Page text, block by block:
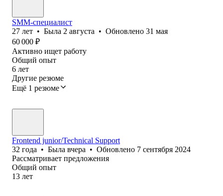
SMM-специалист
27 лет • Была 2 августа • Обновлено 31 мая
60 000 ₽
Активно ищет работу
Общий опыт
6 лет
Другие резюме
Ещё 1 резюме
Frontend junior/Technical Support
32 года • Была вчера • Обновлено 7 сентября 2024
Рассматривает предложения
Общий опыт
13 лет